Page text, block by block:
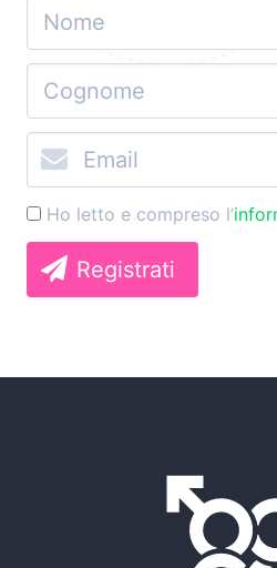
Ho letto e compreso l’
Registrati